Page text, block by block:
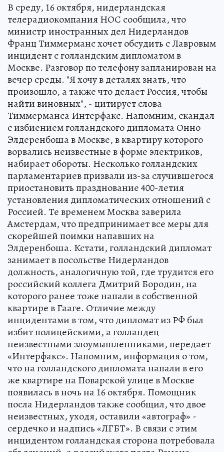
В среду, 16 октября, нидерландская
телерадиокомпания НОС сообщила, что
министр иностранных дел Нидерландов
Франц Тиммерманс хочет обсудить с Лавровым
инцидент с голландским дипломатом в
Москве. Разговор по телефону запланирован на
вечер среды. "Я хочу в деталях знать, что
произошло, а также что делает Россия, чтобы
найти виновных", - цитирует слова
Тиммерманса Интерфакс. Напомним, скандал
с избиением голландского дипломата Онно
Элдеренбоша в Москве, в квартиру которого
ворвались неизвестные в форме электриков,
набирает обороты. Несколько голландских
парламентариев призвали из-за случившегося
приостановить празднование 400-летия
установления дипломатических отношений с
Россией. Те временем Москва заверила
Амстердам, что предпринимает все меры для
скорейшей поимки напавших на
Элдеренбоша. Кстати, голландский дипломат
занимает в посольстве Нидерландов
должность, аналогичную той, где трудится его
российский коллега Дмитрий Бородин, на
которого ранее тоже напали в собственной
квартире в Гааге. Отличие между
инцидентами в том, что дипломат из РФ был
избит полицейскими, а голландец –
неизвестными злоумышленниками, передает
«Интерфакс». Напомним, информация о том,
что на голландского дипломата напали в его
же квартире на Поварской улице в Москве
появилась в ночь на 16 октября. Помощник
посла Нидерландов также сообщил, что двое
неизвестных, уходя, оставили «автограф» -
сердечко и надпись «ЛГБТ». В связи с этим
инцидентом голландская сторона потребовала